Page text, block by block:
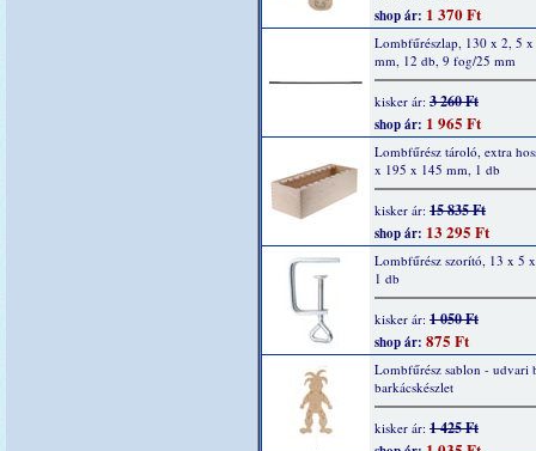
shop ár: 1 370 Ft
Lombfűrészlap, 130 x 2, 5
mm, 12 db, 9 fog/25 mm
kisker ár: 3 260 Ft
shop ár: 1 965 Ft
Lombfűrész tároló, extra
x 195 x 145 mm, 1 db
kisker ár: 15 835 Ft
shop ár: 13 295 Ft
Lombfűrész szorító, 13 x 5
1 db
kisker ár: 1 050 Ft
shop ár: 875 Ft
Lombfűrész sablon - udvari
barkácskészlet
kisker ár: 1 425 Ft